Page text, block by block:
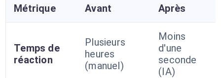
Métrique Avant Après
Temps de
réaction
Plusieurs
heures
(manuel)
Moins
d'une
seconde
(IA)